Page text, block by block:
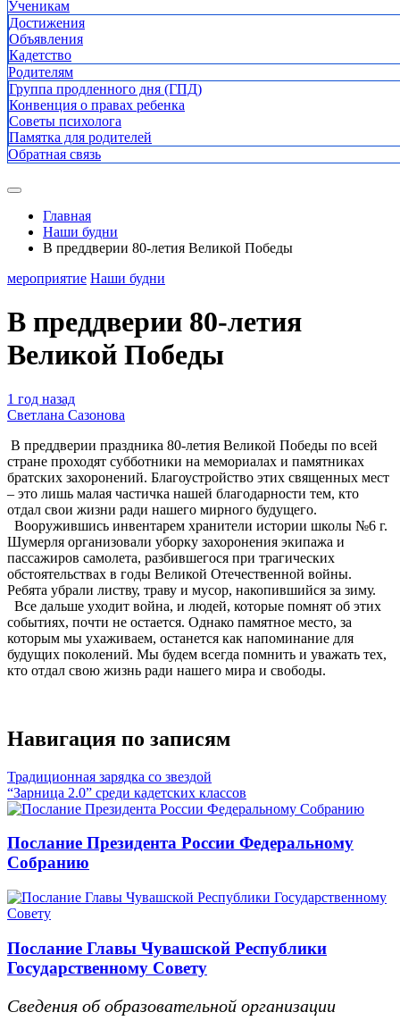
Ученикам
Достижения
Объявления
Кадетство
Родителям
Группа продленного дня (ГПД)
Конвенция о правах ребенка
Советы психолога
Памятка для родителей
Обратная связь
Главная
Наши будни
В преддверии 80-летия Великой Победы
мероприятие Наши будни
В преддверии 80-летия
Великой Победы
1 год назад
Светлана Сазонова
В преддверии праздника 80-летия Великой Победы по всей
стране проходят субботники на мемориалах и памятниках
братских захоронений. Благоустройство этих священных мест
– это лишь малая частичка нашей благодарности тем, кто
отдал свои жизни ради нашего мирного будущего.
Вооружившись инвентарем хранители истории школы №6 г.
Шумерля организовали уборку захоронения экипажа и
пассажиров самолета, разбившегося при трагических
обстоятельствах в годы Великой Отечественной войны.
Ребята убрали листву, траву и мусор, накопившийся за зиму.
Все дальше уходит война, и людей, которые помнят об этих
событиях, почти не остается. Однако памятное место, за
которым мы ухаживаем, останется как напоминание для
будущих поколений. Мы будем всегда помнить и уважать тех,
кто отдал свою жизнь ради нашего мира и свободы.
Навигация по записям
Традиционная зарядка со звездой
“Зарница 2.0” среди кадетских классов
Послание Президента России Федеральному
Собранию
Послание Главы Чувашской Республики
Государственному Совету
Сведения об образовательной организации